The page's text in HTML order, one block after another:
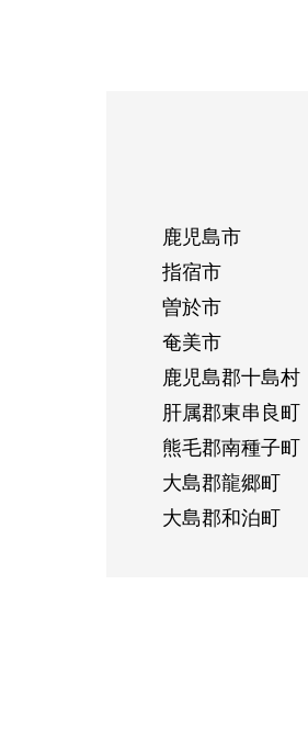
鹿児島市
指宿市
曽於市
奄美市
鹿児島郡十島村
肝属郡東串良町
熊毛郡南種子町
大島郡龍郷町
大島郡和泊町